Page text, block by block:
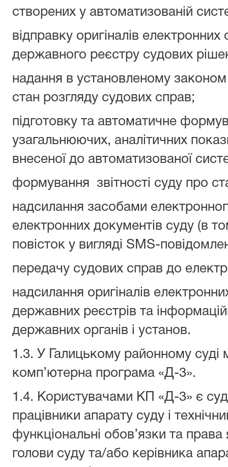
створених у автоматизованій
відправку оригіналів
державного реєстру судових
надання в установленому
стан розгляду судових справ;
підготовку та автоматичне
узагальнюючих, аналітичних
внесеної до автоматизованої
формування звітності суду про
надсилання засобами
електронних документів суду (в
повісток у вигляді SMS-
передачу судових справ до
надсилання оригіналів
державних реєстрів та
державних органів і установ.
1.3. У Галицькому районному суді
комп’ютерна програма «Д-3».
1.4. Користувачами КП «Д-3» є
працівники апарату суду і
функціональні обов’язки та
голови суду та/або керівника